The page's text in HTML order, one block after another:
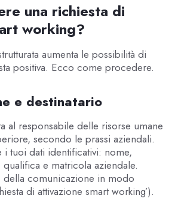
una richiesta di
working?
aumenta le possibilità di
positiva. Ecco come procedere.
e destinatario
al responsabile delle risorse umane
secondo le prassi aziendali.
i tuoi dati identificativi: nome,
e matricola aziendale.
comunicazione in modo
di attivazione smart working’).